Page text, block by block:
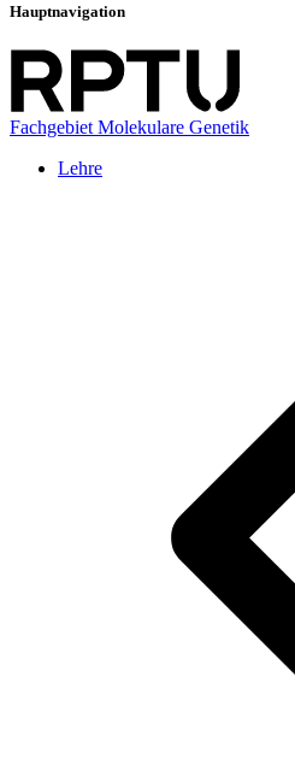
Hauptnavigation
Fachgebiet Molekulare Genetik
Lehre